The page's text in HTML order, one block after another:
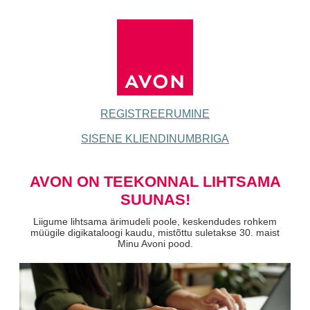
REGISTREERUMINE
SISENE KLIENDINUMBRIGA
AVON ON TEEKONNAL LIHTSAMA
SUUNAS!
Liigume lihtsama ärimudeli poole, keskendudes rohkem
müügile digikataloogi kaudu, mistõttu suletakse 30. maist
Minu Avoni pood.